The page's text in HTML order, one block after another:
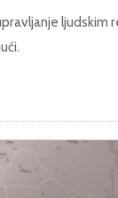
ljudskim